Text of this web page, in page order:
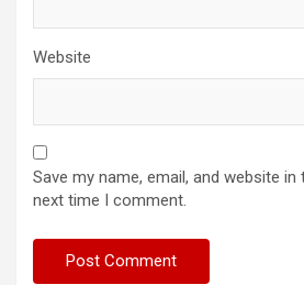
Website
Save my name, email, and website
next time I comment.